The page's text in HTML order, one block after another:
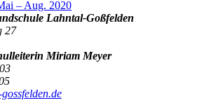
– Aug. 2020
Lahntal-Goßfelden
27
Miriam Meyer